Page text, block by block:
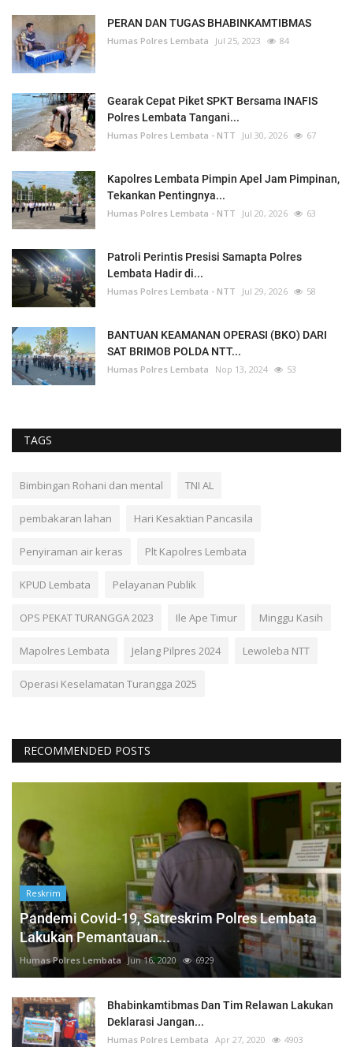
PERAN DAN TUGAS BHABINKAMTIBMAS
Humas Polres Lembata Jul 25, 2023 84
Gearak Cepat Piket SPKT Bersama INAFIS
Polres Lembata Tangani...
Humas Polres Lembata - NTT Jul 30, 2026 67
Kapolres Lembata Pimpin Apel Jam Pimpinan,
Tekankan Pentingnya...
Humas Polres Lembata - NTT Jul 20, 2026 63
Patroli Perintis Presisi Samapta Polres
Lembata Hadir di...
Humas Polres Lembata - NTT Jul 29, 2026 58
BANTUAN KEAMANAN OPERASI (BKO) DARI
SAT BRIMOB POLDA NTT...
Humas Polres Lembata Nop 13, 2024 53
TAGS
Bimbingan Rohani dan mental TNI AL
pembakaran lahan Hari Kesaktian Pancasila
Penyiraman air keras Plt Kapolres Lembata
KPUD Lembata Pelayanan Publik
OPS PEKAT TURANGGA 2023 Ile Ape Timur Minggu Kasih
Mapolres Lembata Jelang Pilpres 2024 Lewoleba NTT
Operasi Keselamatan Turangga 2025
RECOMMENDED POSTS
Reskrim
Pandemi Covid-19, Satreskrim Polres Lembata
Lakukan Pemantauan...
Humas Polres Lembata Jun 16, 2020 6929
Bhabinkamtibmas Dan Tim Relawan Lakukan
Deklarasi Jangan...
Humas Polres Lembata Apr 27, 2020 4903